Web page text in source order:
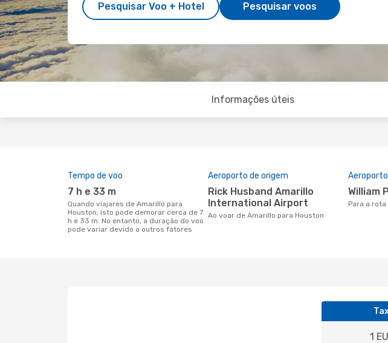
Pesquisar Voo + Hotel Pesquisar voos
Informações úteis
Tempo de voo
7 h e 33 m
Quando viajares de Amarillo para
Houston, isto pode demorar cerca de 7
h e 33 m. No entanto, a duração do voo
pode variar devido a outros fatores
Aeroporto de origem
Rick Husband Amarillo
International Airport
Ao voar de Amarillo para Houston
Para a
1